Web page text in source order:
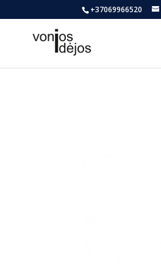
+37069966520